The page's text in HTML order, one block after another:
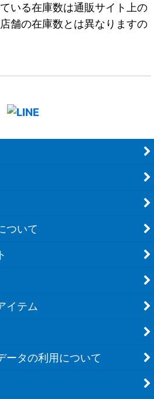
いる在庫数は通販サイト上の
舗の在庫数とは異なりますの
ついて
イテム
ータの利用について